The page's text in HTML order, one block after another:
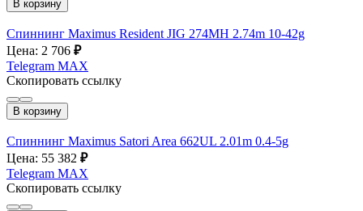
В корзину
Спиннинг Maximus Resident JIG 274MH 2.74m 10-42g
Цена: 2 706 ₽
Telegram MAX
Скопировать ссылку
В корзину
Спиннинг Maximus Satori Area 662UL 2.01m 0.4-5g
Цена: 55 382 ₽
Telegram MAX
Скопировать ссылку